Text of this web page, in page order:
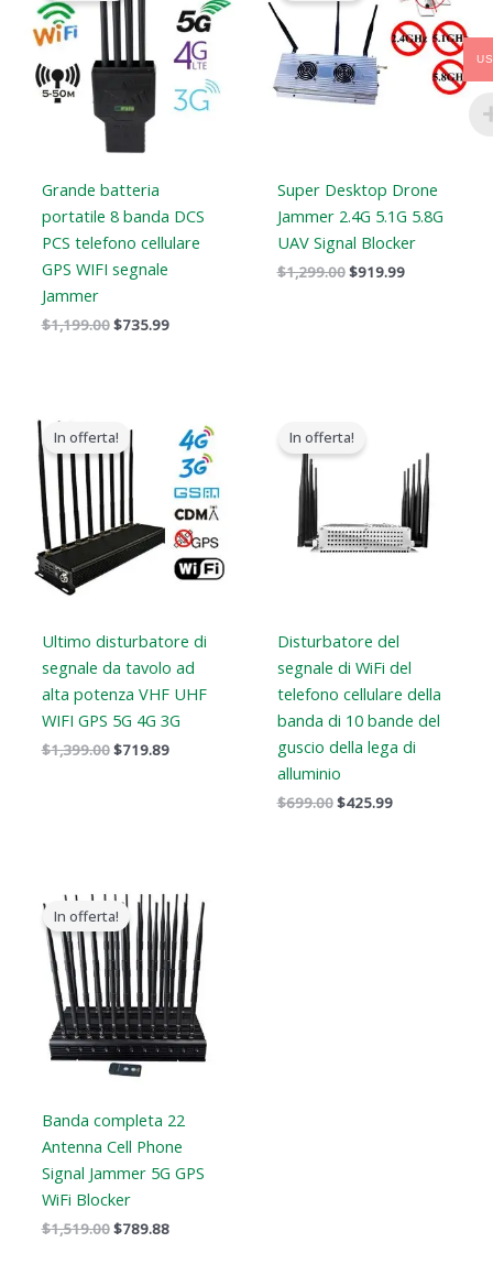
Grande batteria
portatile 8 banda DCS
PCS telefono cellulare
GPS WIFI segnale
Jammer
$1,199.00
era:
$1,199.00.
$735.99
è:
$735.99.
Super Desktop Drone
Jammer 2.4G 5.1G 5.8G
UAV Signal Blocker
$1,299.00
era:
$1,299.00.
$919.99
$919.99.
In offerta!
Ultimo disturbatore di
segnale da tavolo ad
alta potenza VHF UHF
WIFI GPS 5G 4G 3G
$1,399.00
prezzo
originale
era:
$1,399.00.
$719.89
prezzo
attuale
$719.89.
In offerta!
Disturbatore del
segnale di WiFi del
telefono cellulare della
banda di 10 bande del
guscio della lega di
alluminio
$699.00
originale
$425.99
$425.99.
In offerta!
Banda completa 22
Antenna Cell Phone
Signal Jammer 5G GPS
WiFi Blocker
$1,519.00
prezzo
originale
era:
$1,519.00.
$789.88
prezzo
attuale
è:
$789.88.